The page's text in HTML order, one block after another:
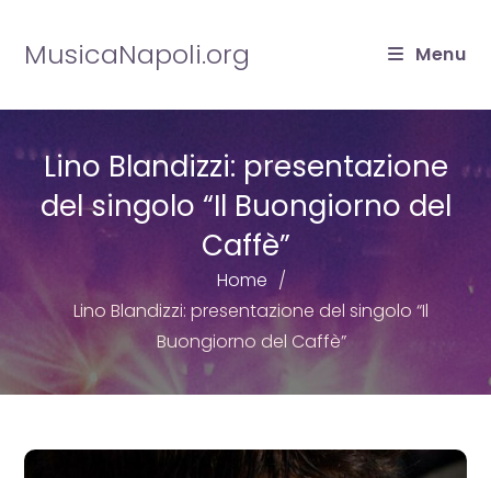
contenuto
MusicaNapoli.org Menu
Lino Blandizzi: presentazione
del singolo “Il Buongiorno del
Caffè”
Home
Lino Blandizzi: presentazione del singolo “Il
Buongiorno del Caffè”